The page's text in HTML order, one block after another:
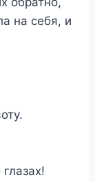
на себя, и